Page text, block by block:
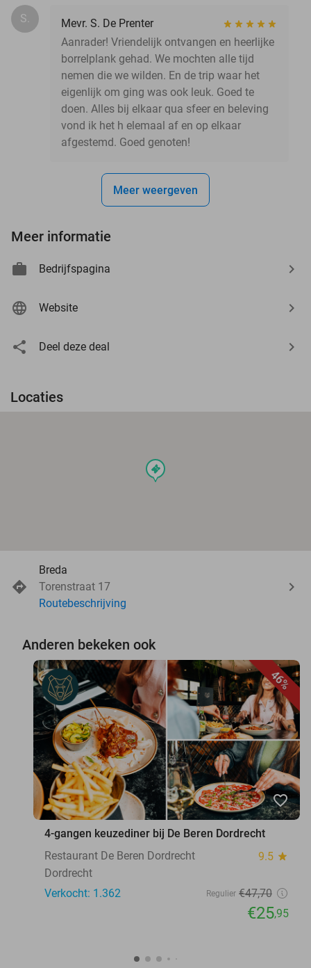
S.
Mevr. S. De Prenter
Aanrader! Vriendelijk ontvangen en heerlijke
borrelplank gehad. We mochten alle tijd
nemen die we wilden. En de trip waar het
eigenlijk om ging was ook leuk. Goed te
doen. Alles bij elkaar qua sfeer en beleving
vond ik het h elemaal af en op elkaar
afgestemd. Goed genoten!
Meer weergeven
Meer informatie
Bedrijfspagina
Website
Deel deze deal
Locaties
events
Breda
Torenstraat 17
Routebeschrijving
Anderen bekeken ook
46%
favorite_border
4-gangen keuzediner bij De Beren Dordrecht
Restaurant De Beren Dordrecht
9.5 star
Dordrecht
Verkocht: 1.362
Regulier €47,70
€25,95